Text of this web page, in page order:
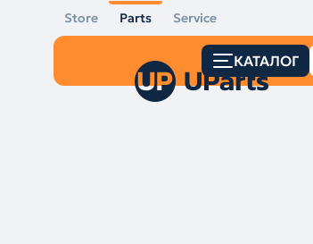
Store Parts Service
КАТАЛОГ